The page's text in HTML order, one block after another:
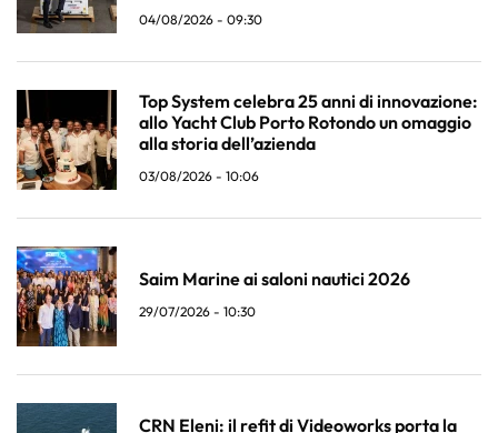
04/08/2026 - 09:30
Top System celebra 25 anni di innovazione:
allo Yacht Club Porto Rotondo un omaggio
alla storia dell’azienda
03/08/2026 - 10:06
Saim Marine ai saloni nautici 2026
29/07/2026 - 10:30
CRN Eleni: il refit di Videoworks porta la